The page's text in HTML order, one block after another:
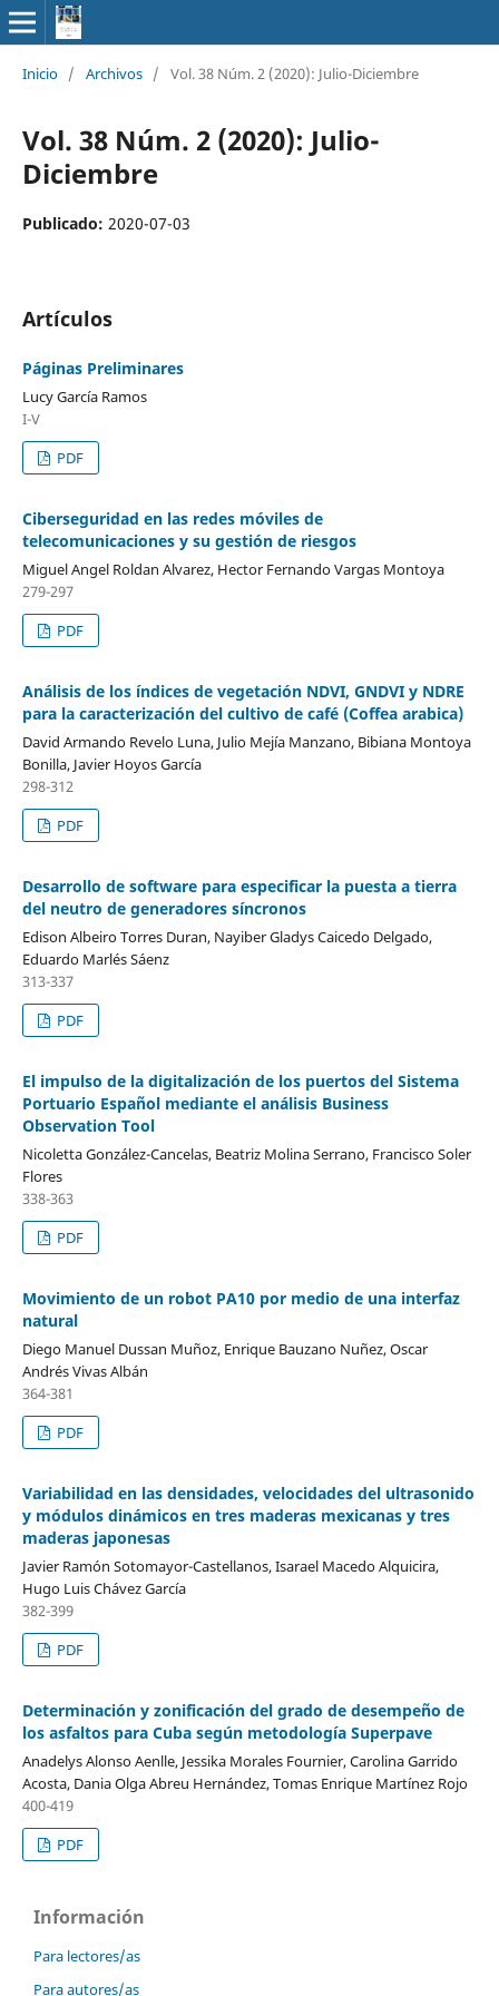
Inicio / Archivos / Vol. 38 Núm. 2 (2020): Julio-Diciembre
Vol. 38 Núm. 2 (2020): Julio-
Diciembre
Publicado: 2020-07-03
Artículos
Páginas Preliminares
Lucy García Ramos
I-V
PDF
Ciberseguridad en las redes móviles de
telecomunicaciones y su gestión de riesgos
Miguel Angel Roldan Alvarez, Hector Fernando Vargas Montoya
279-297
PDF
Análisis de los índices de vegetación NDVI, GNDVI y NDRE
para la caracterización del cultivo de café (Coffea arabica)
David Armando Revelo Luna, Julio Mejía Manzano, Bibiana Montoya
Bonilla, Javier Hoyos García
298-312
PDF
Desarrollo de software para especificar la puesta a tierra
del neutro de generadores síncronos
Edison Albeiro Torres Duran, Nayiber Gladys Caicedo Delgado,
Eduardo Marlés Sáenz
313-337
PDF
El impulso de la digitalización de los puertos del Sistema
Portuario Español mediante el análisis Business
Observation Tool
Nicoletta González-Cancelas, Beatriz Molina Serrano, Francisco Soler
Flores
338-363
PDF
Movimiento de un robot PA10 por medio de una interfaz
natural
Diego Manuel Dussan Muñoz, Enrique Bauzano Nuñez, Oscar
Andrés Vivas Albán
364-381
PDF
Variabilidad en las densidades, velocidades del ultrasonido
y módulos dinámicos en tres maderas mexicanas y tres
maderas japonesas
Javier Ramón Sotomayor-Castellanos, Isarael Macedo Alquicira,
Hugo Luis Chávez García
382-399
PDF
Determinación y zonificación del grado de desempeño de
los asfaltos para Cuba según metodología Superpave
Anadelys Alonso Aenlle, Jessika Morales Fournier, Carolina Garrido
Acosta, Dania Olga Abreu Hernández, Tomas Enrique Martínez Rojo
400-419
PDF
Información
Para lectores/as
Para autores/as